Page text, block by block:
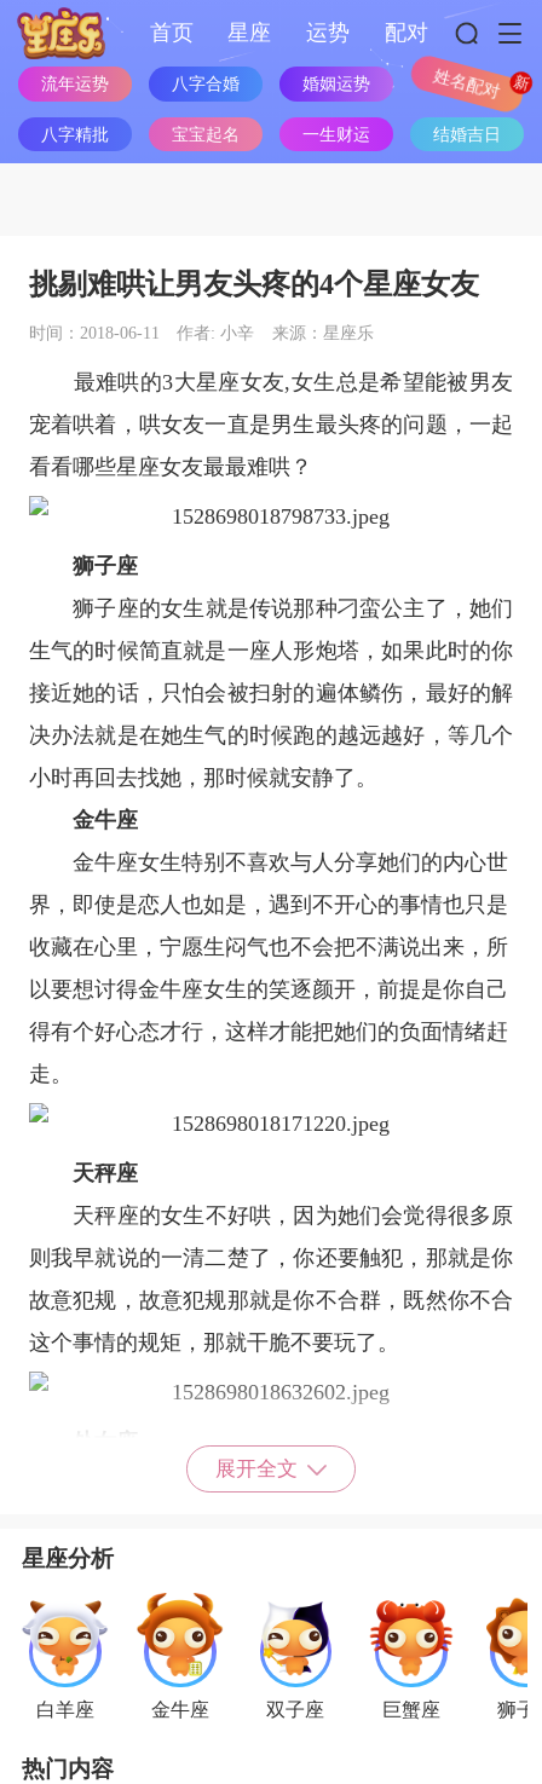
首页 星座 运势 配对
流年运势 八字合婚 婚姻运势 姓名配对
八字精批 宝宝起名 一生财运 结婚吉日
挑剔难哄让男友头疼的4个星座女友
时间：2018-06-11 作者: 小辛 来源：星座乐
最难哄的3大星座女友,女生总是希望能被男友
宠着哄着，哄女友一直是男生最头疼的问题，一起
看看哪些星座女友最最难哄？
狮子座
狮子座的女生就是传说那种刁蛮公主了，她们
生气的时候简直就是一座人形炮塔，如果此时的你
接近她的话，只怕会被扫射的遍体鳞伤，最好的解
决办法就是在她生气的时候跑的越远越好，等几个
小时再回去找她，那时候就安静了。
金牛座
金牛座女生特别不喜欢与人分享她们的内心世
界，即使是恋人也如是，遇到不开心的事情也只是
收藏在心里，宁愿生闷气也不会把不满说出来，所
以要想讨得金牛座女生的笑逐颜开，前提是你自己
得有个好心态才行，这样才能把她们的负面情绪赶
走。
天秤座
天秤座的女生不好哄，因为她们会觉得很多原
则我早就说的一清二楚了，你还要触犯，那就是你
故意犯规，故意犯规那就是你不合群，既然你不合
这个事情的规矩，那就干脆不要玩了。
的女生是星座里最爱挑剔的女生，她们
样也喜欢挑剔，她们很难被打动。就算追求她们的
男生，那么的优秀，多么努力的追求，只要男生不
符合她们内心的条件，她们都不会接受。
星座乐原创文章，转载需注明出处
展开全文
星座分析
白羊座 金牛座 双子座 巨蟹座 狮子
热门内容